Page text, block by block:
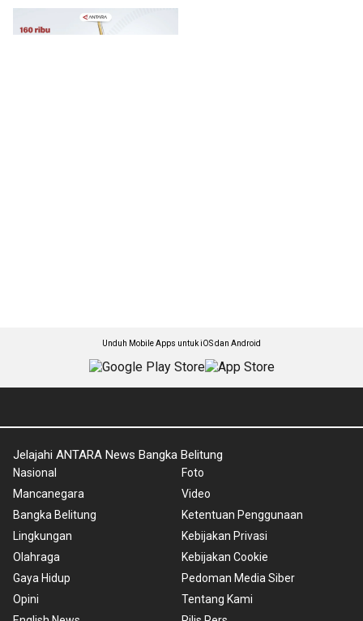
Unduh Mobile Apps untuk iOS dan Android
Jelajahi ANTARA News Bangka Belitung
Nasional
Mancanegara
Bangka Belitung
Lingkungan
Olahraga
Gaya Hidup
Opini
Foto
Video
Ketentuan Penggunaan
Kebijakan Privasi
Kebijakan Cookie
Pedoman Media Siber
Tentang Kami